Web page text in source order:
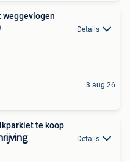
Details
3 aug 26
te koop
Details